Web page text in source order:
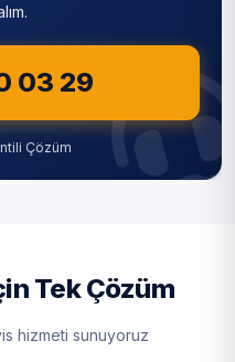
03 29
Çözüm
Tek Çözüm
hizmeti sunuyoruz